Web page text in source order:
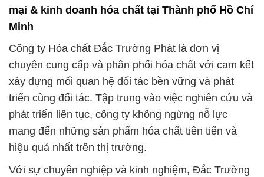
mại & kinh doanh hóa chất tại Thành phố Hồ Chí
Minh
Công ty Hóa chất Đắc Trường Phát là đơn vị
chuyên cung cấp và phân phối hóa chất với cam kết
xây dựng mối quan hệ đối tác bền vững và phát
triển cùng đối tác. Tập trung vào việc nghiên cứu và
phát triển liên tục, công ty không ngừng nỗ lực
mang đến những sản phẩm hóa chất tiên tiến và
hiệu quả nhất trên thị trường.
Với sự chuyên nghiệp và kinh nghiệm, Đắc Trường